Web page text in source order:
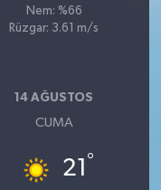
Nem: %66
Rüzgar: 3.61 m/s
14 AĞUSTOS
CUMA
21 °